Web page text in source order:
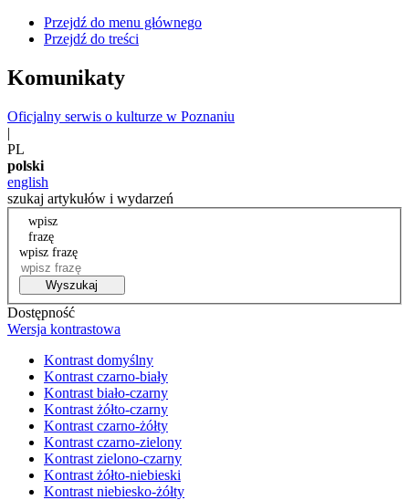
Przejdź do menu głównego
Przejdź do treści
Komunikaty
Oficjalny serwis o kulturze w Poznaniu
|
PL
polski
english
szukaj artykułów i wydarzeń
wpisz
frazę
wpisz frazę
Wyszukaj
Dostępność
Wersja kontrastowa
Kontrast domyślny
Kontrast czarno-biały
Kontrast biało-czarny
Kontrast żółto-czarny
Kontrast czarno-żółty
Kontrast czarno-zielony
Kontrast zielono-czarny
Kontrast żółto-niebieski
Kontrast niebiesko-żółty